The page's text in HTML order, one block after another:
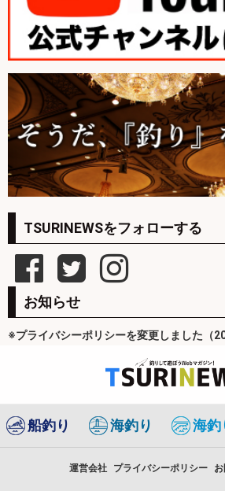
TSURINEWSをフォローする
お知らせ
※プライバシーポリシーを変更しました（
船釣り 海釣り 海釣
運営会社 プライバシーポリシー